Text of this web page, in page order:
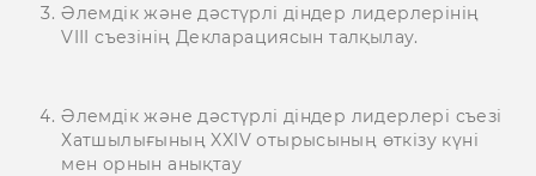
Әлемдік және дәстүрлі діндер лидерлерінің
VIІI съезінің Декларациясын талқылау.
Әлемдік және дәстүрлі діндер лидерлері съезі
Хатшылығының XXIV отырысының өткізу күні
мен орнын анықтау